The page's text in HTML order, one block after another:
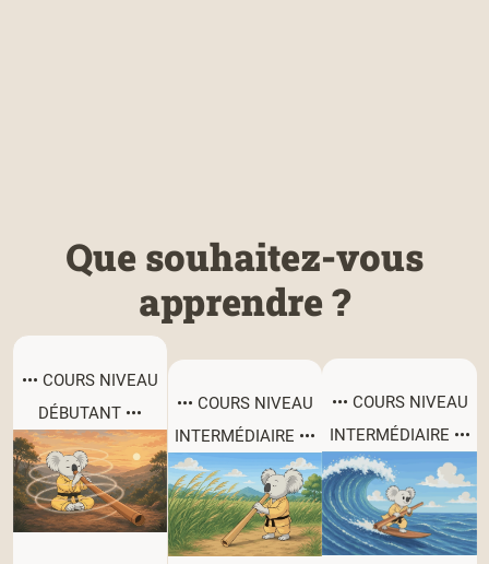
Que souhaitez-vous
apprendre ?
••• COURS NIVEAU
DÉBUTANT •••
••• COURS NIVEAU
INTERMÉDIAIRE •••
••• COURS NIVEAU
INTERMÉDIAIRE •••